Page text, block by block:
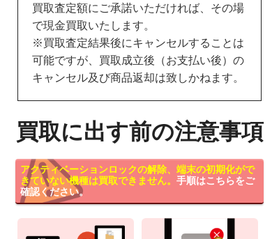
買取査定額にご承諾いただければ、その場
で現金買取いたします。
※買取査定結果後にキャンセルすることは
可能ですが、買取成立後（お支払い後）の
キャンセル及び商品返却は致しかねます。
買取に出す前の注意事項
アクティベーションロックの解除、端末の初期化がで
きていない機種は買取できません。 手順はこちらをご
確認ください。